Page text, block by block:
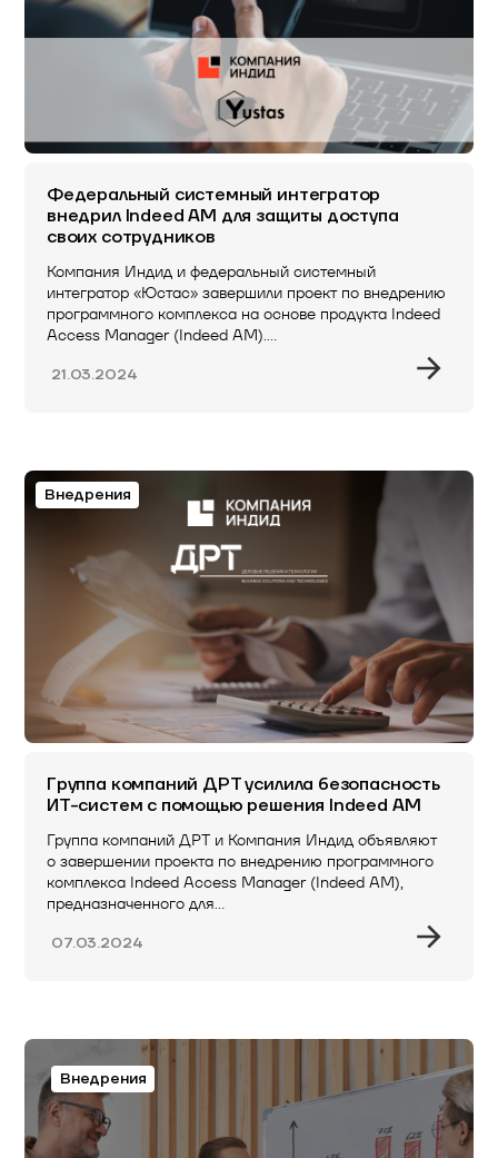
Федеральный системный интегратор
внедрил Indeed AM для защиты доступа
своих сотрудников
Компания Индид и федеральный системный
интегратор «Юстас» завершили проект по внедрению
программного комплекса на основе продукта Indeed
Access Manager (Indeed AM).…
21.03.2024
Внедрения
Группа компаний ДРТ усилила безопасность
ИТ-систем с помощью решения Indeed AM
Группа компаний ДРТ и Компания Индид объявляют
о завершении проекта по внедрению программного
комплекса Indeed Access Manager (Indeed AM),
предназначенного для…
07.03.2024
Внедрения